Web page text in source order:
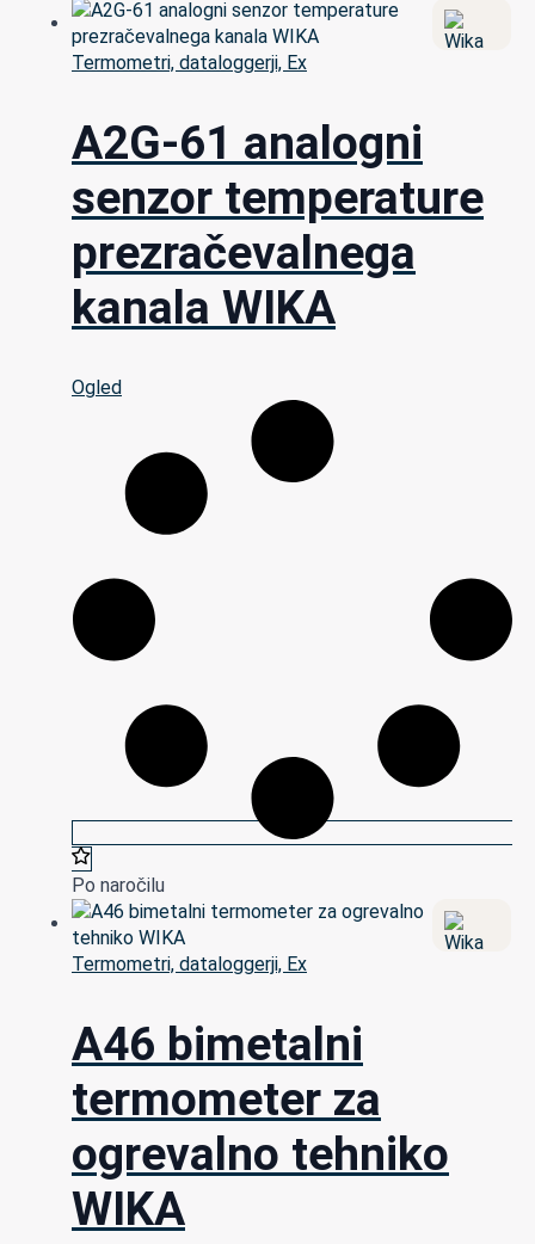
Termometri, dataloggerji, Ex
A2G-61 analogni
senzor temperature
prezračevalnega
kanala WIKA
Ogled
Po naročilu
Termometri, dataloggerji, Ex
A46 bimetalni
termometer za
ogrevalno tehniko
WIKA